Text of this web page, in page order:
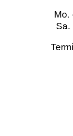
Mo.
Sa.